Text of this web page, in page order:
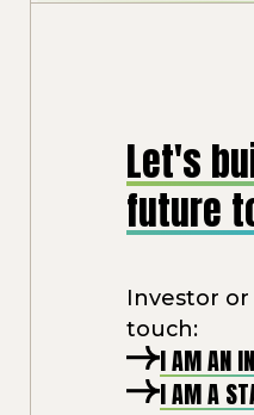
Let's
future
Investor
touch:
I AM AN
I AM A